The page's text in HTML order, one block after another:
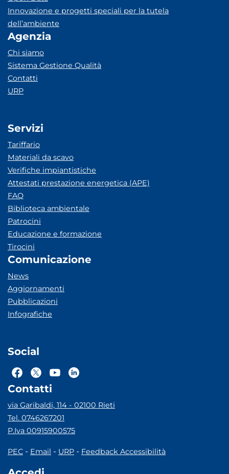
Innovazione e progetti speciali per la tutela
dell’ambiente
Agenzia
Chi siamo
Sistema Gestione Qualità
Contatti
URP
Servizi
Tariffario
Materiali da scavo
Verifiche impiantistiche
Attestati prestazione energetica (APE)
FAQ
Biblioteca ambientale
Patrocini
Educazione e formazione
Tirocini
Comunicazione
News
Aggiornamenti
Pubblicazioni
Infografiche
Social
Contatti
via Garibaldi, 114 - 02100 Rieti
Tel. 0746267201
P.Iva 00915900575
PEC - Email - URP - Feedback Accessibilità